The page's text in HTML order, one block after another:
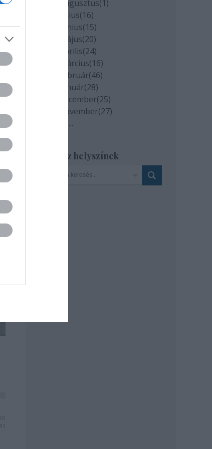
2020 augusztus(1)
2020 július(16)
2020 június(15)
2020 május(20)
2020 április(24)
2020 március(16)
2020 február(46)
2020 január(28)
2019 december(25)
2019 november(27)
...
Szinház helyszínek